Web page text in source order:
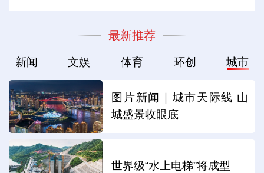
最新推荐
新闻 文娱 体育 环创 城市
图片新闻｜城市天际线 山
城盛景收眼底
世界级“水上电梯”将成型